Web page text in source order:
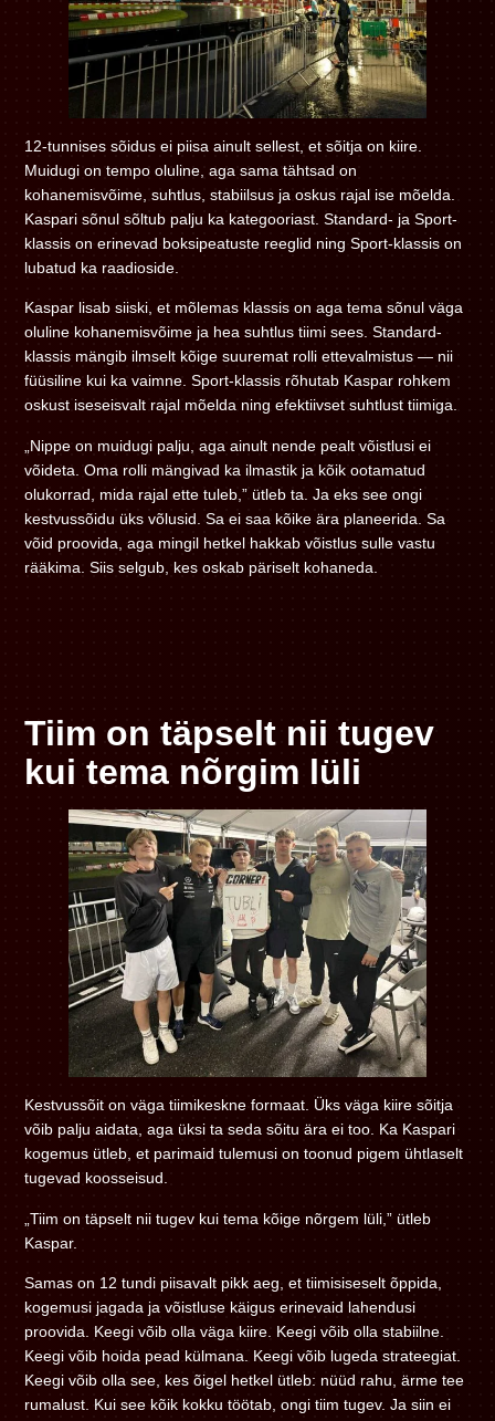
12-tunnises sõidus ei piisa ainult sellest, et sõitja on kiire.
Muidugi on tempo oluline, aga sama tähtsad on
kohanemisvõime, suhtlus, stabiilsus ja oskus rajal ise mõelda.
Kaspari sõnul sõltub palju ka kategooriast. Standard- ja Sport-
klassis on erinevad boksipeatuste reeglid ning Sport-klassis on
lubatud ka raadioside.
Kaspar lisab siiski, et mõlemas klassis on aga tema sõnul väga
oluline kohanemisvõime ja hea suhtlus tiimi sees. Standard-
klassis mängib ilmselt kõige suuremat rolli ettevalmistus — nii
füüsiline kui ka vaimne. Sport-klassis rõhutab Kaspar rohkem
oskust iseseisvalt rajal mõelda ning efektiivset suhtlust tiimiga.
„Nippe on muidugi palju, aga ainult nende pealt võistlusi ei
võideta. Oma rolli mängivad ka ilmastik ja kõik ootamatud
olukorrad, mida rajal ette tuleb,” ütleb ta. Ja eks see ongi
kestvussõidu üks võlusid. Sa ei saa kõike ära planeerida. Sa
võid proovida, aga mingil hetkel hakkab võistlus sulle vastu
rääkima. Siis selgub, kes oskab päriselt kohaneda.
Tiim on täpselt nii tugev
kui tema nõrgim lüli
Kestvussõit on väga tiimikeskne formaat. Üks väga kiire sõitja
võib palju aidata, aga üksi ta seda sõitu ära ei too. Ka Kaspari
kogemus ütleb, et parimaid tulemusi on toonud pigem ühtlaselt
tugevad koosseisud.
„Tiim on täpselt nii tugev kui tema kõige nõrgem lüli,” ütleb
Kaspar.
Samas on 12 tundi piisavalt pikk aeg, et tiimisiseselt õppida,
kogemusi jagada ja võistluse käigus erinevaid lahendusi
proovida. Keegi võib olla väga kiire. Keegi võib olla stabiilne.
Keegi võib hoida pead külmana. Keegi võib lugeda strateegiat.
Keegi võib olla see, kes õigel hetkel ütleb: nüüd rahu, ärme tee
rumalust. Kui see kõik kokku töötab, ongi tiim tugev. Ja siin ei